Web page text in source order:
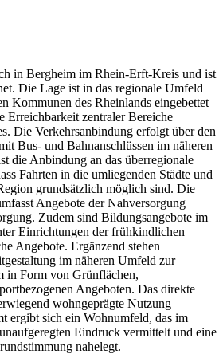
in Bergheim im Rhein-Erft-Kreis und ist
Die Lage ist in das regionale Umfeld
Kommunen des Rheinlands eingebettet
Erreichbarkeit zentraler Bereiche
Die Verkehrsanbindung erfolgt über den
Bus- und Bahnanschlüssen im näheren
die Anbindung an das überregionale
Fahrten in die umliegenden Städte und
grundsätzlich möglich sind. Die
Angebote der Nahversorgung
Zudem sind Bildungsangebote im
Einrichtungen der frühkindlichen
Angebote. Ergänzend stehen
im näheren Umfeld zur
in Form von Grünflächen,
Angeboten. Das direkte
wohngeprägte Nutzung
ergibt sich ein Wohnumfeld, das im
Eindruck vermittelt und eine
nahelegt.